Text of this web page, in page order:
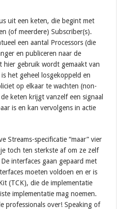
uit een keten, die begint met
(of meerdere) Subscriber(s).
een aantal Processors (die
en publiceren naar de
hier gebruik wordt gemaakt van
het geheel losgekoppeld en
op elkaar te wachten (non-
keten krijgt vanzelf een signaal
is en kan vervolgens in actie
Streams-specificatie “maar” vier
toch ten sterkste af om ze zelf
interfaces gaan gepaard met
moeten voldoen en er is
(TCK), die de implementatie
implementatie mag noemen.
professionals over! Speaking of